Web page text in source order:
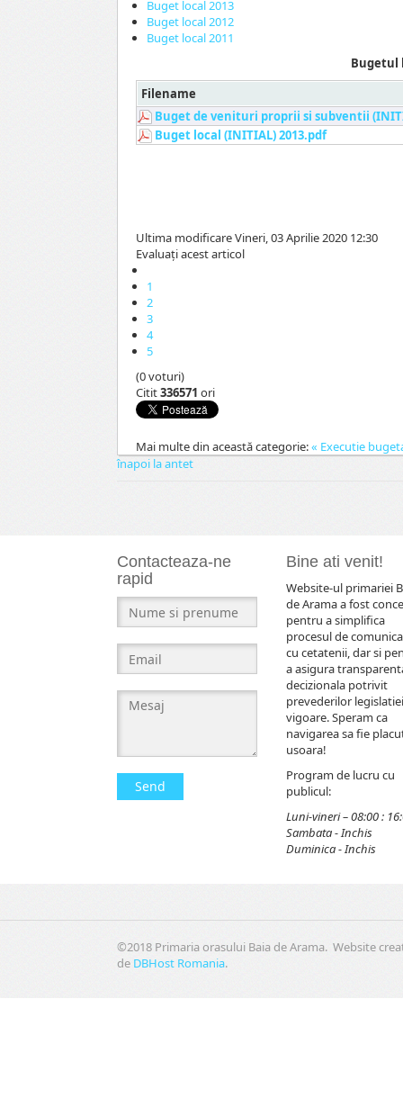
Buget local 2013
Buget local 2012
Buget local 2011
Bugetul
Filename
Buget de venituri proprii si subventii
Buget local (INITIAL) 2013.pdf
Ultima modificare Vineri, 03 Aprilie 2020 12:30
Evaluaţi acest articol
1
2
3
4
5
(0 voturi)
Citit336571 ori
Mai multe din această categorie:« Executie
înapoi la antet
Contacteaza-ne
rapid
Send
Bine ati venit!
Website-ul primariei
de Arama a fost
pentru a simplifica
procesul de
cu cetatenii, dar si
a asigura
decizionala potrivit
prevederilor
vigoare. Speram ca
navigarea sa fie
usoara!
Program de lucru cu
publicul:
Luni-vineri – 08:00 :
Sambata - Inchis
Duminica - Inchis
©2018 Primaria orasului Baia de Arama. Website
de DBHost Romania.